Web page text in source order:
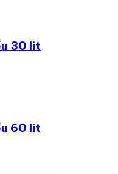
30 lit
60 lit